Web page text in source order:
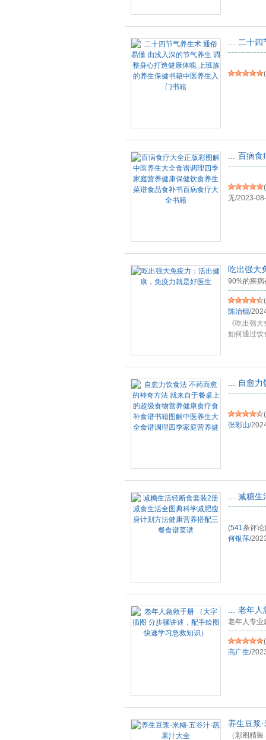
二十
(
百病食
(
无/2023-
吃出强大
90%的疾病
(
陈治锟/
《吃出强
如何通过饮
自愈
(
张彩山/
减糖生
(541条评论)
何银萍/
老年人
老年人专业
(
高广生/
养生豆浆
（彩图精